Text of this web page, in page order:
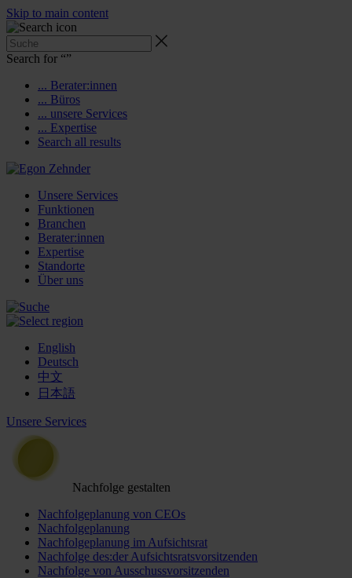
Skip to main content
Search for “”
... Berater:innen
... Büros
... unsere Services
... Expertise
Search all results
Unsere Services
Funktionen
Branchen
Berater:innen
Expertise
Standorte
Über uns
English
Deutsch
中文
日本語
Unsere Services
Nachfolge gestalten
Nachfolgeplanung von CEOs
Nachfolgeplanung
Nachfolgeplanung im Aufsichtsrat
Nachfolge des:der Aufsichtsratsvorsitzenden
Nachfolge von Ausschussvorsitzenden